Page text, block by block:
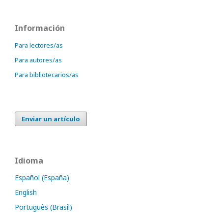
Información
Para lectores/as
Para autores/as
Para bibliotecarios/as
Enviar un artículo
Idioma
Español (España)
English
Português (Brasil)